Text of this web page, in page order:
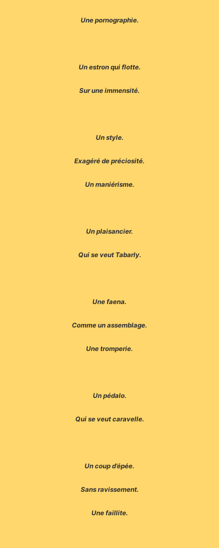
Une pornographie.
Un estron qui flotte.
Sur une immensité.
Un style.
Exagéré de préciosité.
Un maniérisme.
Un plaisancier.
Qui se veut Tabarly.
Une faena.
Comme un assemblage.
Une tromperie.
Un pédalo.
Qui se veut caravelle.
Un coup d’épée.
Sans ravissement.
Une faillite.